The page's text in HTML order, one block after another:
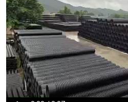
联塑PVC管
联塑PE管